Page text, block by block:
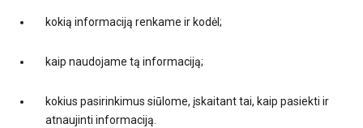
kokią informaciją renkame ir kodėl;
kaip naudojame tą informaciją;
kokius pasirinkimus siūlome, įskaitant tai, kaip pasiekti ir
atnaujinti informaciją.